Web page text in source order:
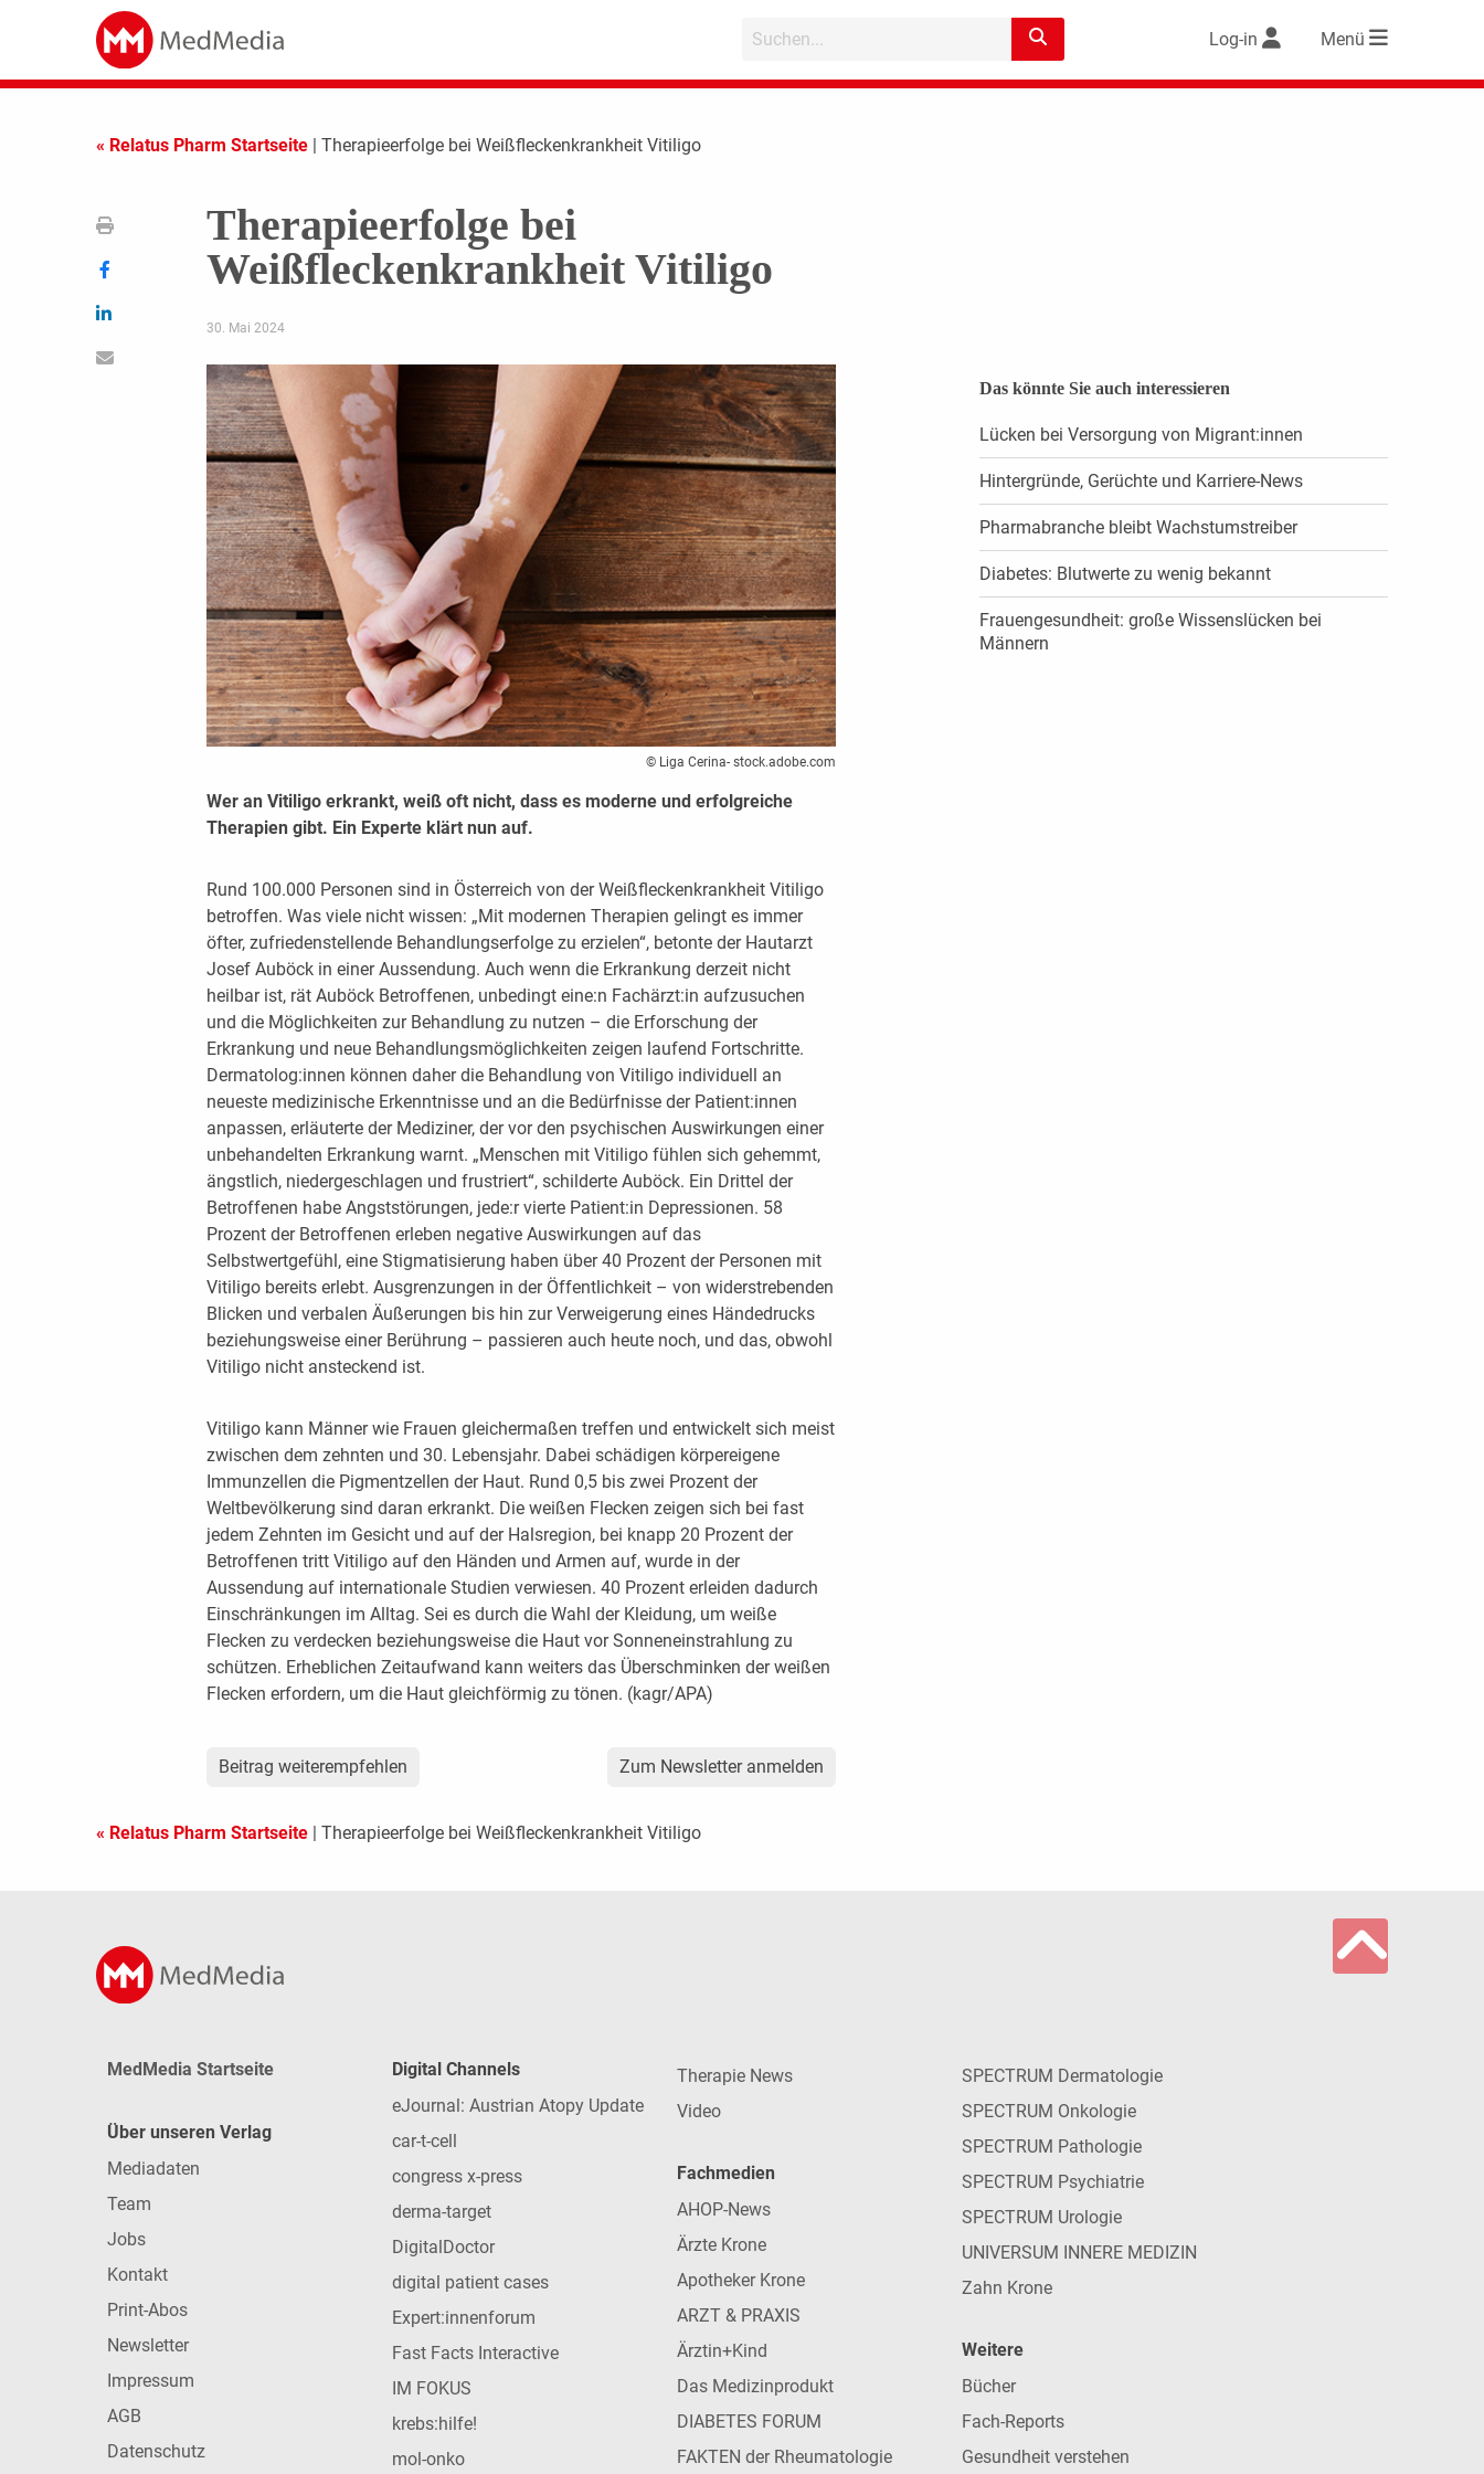
Log-in Menü
« Relatus Pharm Startseite | Therapieerfolge bei Weißfleckenkrankheit Vitiligo
Therapieerfolge bei
Weißfleckenkrankheit Vitiligo
30. Mai 2024
© Liga Cerina- stock.adobe.com
Wer an Vitiligo erkrankt, weiß oft nicht, dass es moderne und erfolgreiche
Therapien gibt. Ein Experte klärt nun auf.
Rund 100.000 Personen sind in Österreich von der Weißfleckenkrankheit Vitiligo
betroffen. Was viele nicht wissen: „Mit modernen Therapien gelingt es immer
öfter, zufriedenstellende Behandlungserfolge zu erzielen“, betonte der Hautarzt
Josef Auböck in einer Aussendung. Auch wenn die Erkrankung derzeit nicht
heilbar ist, rät Auböck Betroffenen, unbedingt eine:n Fachärzt:in aufzusuchen
und die Möglichkeiten zur Behandlung zu nutzen – die Erforschung der
Erkrankung und neue Behandlungsmöglichkeiten zeigen laufend Fortschritte.
Dermatolog:innen können daher die Behandlung von Vitiligo individuell an
neueste medizinische Erkenntnisse und an die Bedürfnisse der Patient:innen
anpassen, erläuterte der Mediziner, der vor den psychischen Auswirkungen einer
unbehandelten Erkrankung warnt. „Menschen mit Vitiligo fühlen sich gehemmt,
ängstlich, niedergeschlagen und frustriert“, schilderte Auböck. Ein Drittel der
Betroffenen habe Angststörungen, jede:r vierte Patient:in Depressionen. 58
Prozent der Betroffenen erleben negative Auswirkungen auf das
Selbstwertgefühl, eine Stigmatisierung haben über 40 Prozent der Personen mit
Vitiligo bereits erlebt. Ausgrenzungen in der Öffentlichkeit – von widerstrebenden
Blicken und verbalen Äußerungen bis hin zur Verweigerung eines Händedrucks
beziehungsweise einer Berührung – passieren auch heute noch, und das, obwohl
Vitiligo nicht ansteckend ist.
Vitiligo kann Männer wie Frauen gleichermaßen treffen und entwickelt sich meist
zwischen dem zehnten und 30. Lebensjahr. Dabei schädigen körpereigene
Immunzellen die Pigmentzellen der Haut. Rund 0,5 bis zwei Prozent der
Weltbevölkerung sind daran erkrankt. Die weißen Flecken zeigen sich bei fast
jedem Zehnten im Gesicht und auf der Halsregion, bei knapp 20 Prozent der
Betroffenen tritt Vitiligo auf den Händen und Armen auf, wurde in der
Aussendung auf internationale Studien verwiesen. 40 Prozent erleiden dadurch
Einschränkungen im Alltag. Sei es durch die Wahl der Kleidung, um weiße
Flecken zu verdecken beziehungsweise die Haut vor Sonneneinstrahlung zu
schützen. Erheblichen Zeitaufwand kann weiters das Überschminken der weißen
Flecken erfordern, um die Haut gleichförmig zu tönen. (kagr/APA)
Beitrag weiterempfehlen Zum Newsletter anmelden
Das könnte Sie auch interessieren
Lücken bei Versorgung von Migrant:innen
Hintergründe, Gerüchte und Karriere-News
Pharmabranche bleibt Wachstumstreiber
Diabetes: Blutwerte zu wenig bekannt
Frauengesundheit: große Wissenslücken bei
Männern
« Relatus Pharm Startseite | Therapieerfolge bei Weißfleckenkrankheit Vitiligo
MedMedia Startseite
Über unseren Verlag
Mediadaten
Team
Jobs
Kontakt
Print-Abos
Newsletter
Impressum
AGB
Datenschutz
Digital Channels
eJournal: Austrian Atopy Update
car-t-cell
congress x-press
derma-target
DigitalDoctor
digital patient cases
Expert:innenforum
Fast Facts Interactive
IM FOKUS
krebs:hilfe!
mol-onko
Therapie News
Video
Fachmedien
AHOP-News
Ärzte Krone
Apotheker Krone
ARZT & PRAXIS
Ärztin+Kind
Das Medizinprodukt
DIABETES FORUM
FAKTEN der Rheumatologie
SPECTRUM Dermatologie
SPECTRUM Onkologie
SPECTRUM Pathologie
SPECTRUM Psychiatrie
SPECTRUM Urologie
UNIVERSUM INNERE MEDIZIN
Zahn Krone
Weitere
Bücher
Fach-Reports
Gesundheit verstehen